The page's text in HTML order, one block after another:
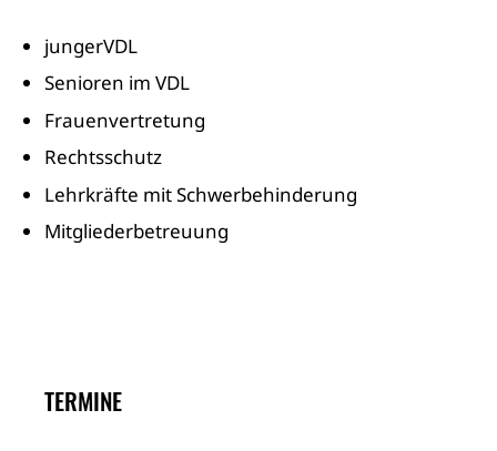
jungerVDL
Senioren im VDL
Frauenvertretung
Rechtsschutz
Lehrkräfte mit Schwerbehinderung
Mitgliederbetreuung
TERMINE